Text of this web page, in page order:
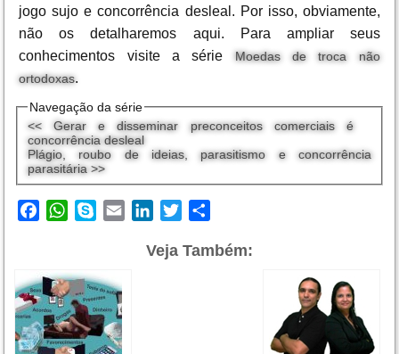
jogo sujo e concorrência desleal. Por isso, obviamente,
não os detalharemos aqui. Para ampliar seus
conhecimentos visite a série
Moedas de troca não
ortodoxas.
Navegação da série
<< Gerar e disseminar preconceitos comerciais é
concorrência desleal
Plágio, roubo de ideias, parasitismo e concorrência
parasitária >>
FacebookWhatsApp
Skype Email LinkedInTwitter
Veja Também: